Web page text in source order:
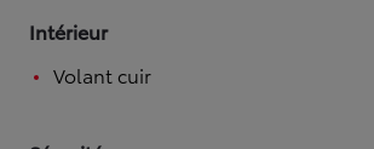
Intérieur
Volant cuir